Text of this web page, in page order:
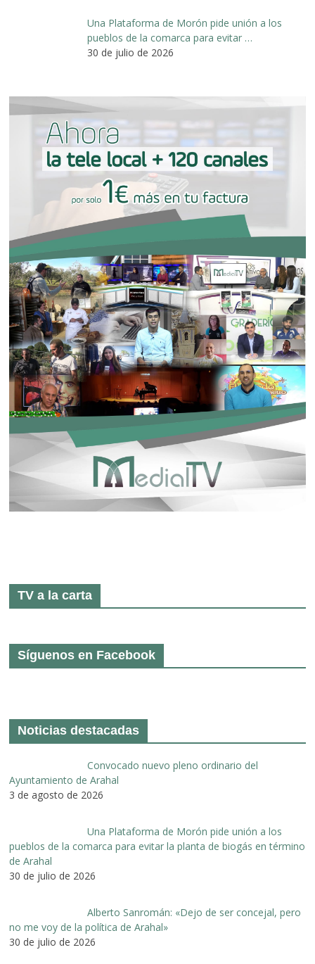
Una Plataforma de Morón pide unión a los
pueblos de la comarca para evitar …
30 de julio de 2026
TV a la carta
Síguenos en Facebook
Noticias destacadas
Convocado nuevo pleno ordinario del
Ayuntamiento de Arahal
3 de agosto de 2026
Una Plataforma de Morón pide unión a los
pueblos de la comarca para evitar la planta de biogás en término
de Arahal
30 de julio de 2026
Alberto Sanromán: «Dejo de ser concejal, pero
no me voy de la política de Arahal»
30 de julio de 2026